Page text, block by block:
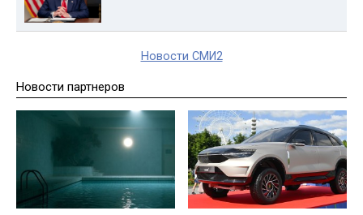
Новости СМИ2
Новости партнеров